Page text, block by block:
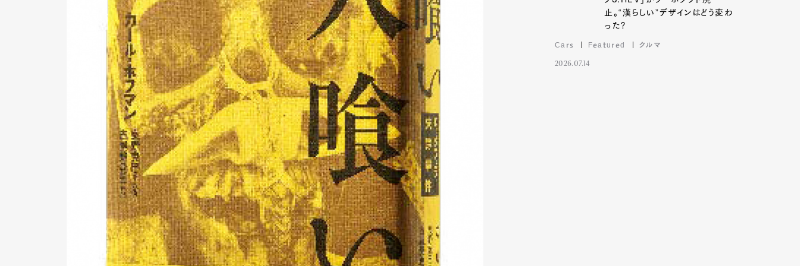
止。“漢らしい”デザインはどう変わ
った?
Cars Featured クルマ
2026.07.14